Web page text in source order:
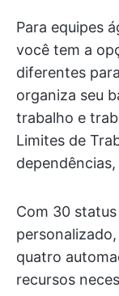
Para equipes
você tem a
diferentes
organiza seu
trabalho e
Limites de
Com 30
quatro
recursos